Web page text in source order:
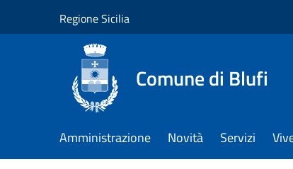
Regione Sicilia
Comune di Blufi
Amministrazione Novità Servizi